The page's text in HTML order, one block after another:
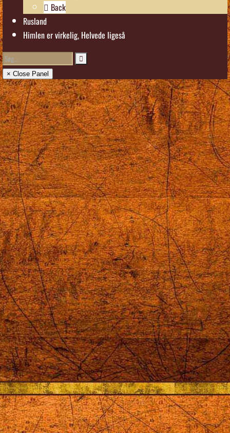
Back
Rusland
Himlen er virkelig, Helvede ligeså
× Close Panel